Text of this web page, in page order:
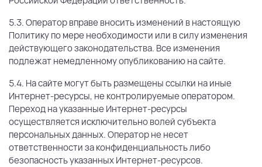
5.3. Оператор вправе вносить изменений в настоящую
Политику по мере необходимости или в силу изменения
действующего законодательства. Все изменения
подлежат немедленному опубликованию на сайте.
5.4. На сайте могут быть размещены ссылки на иные
Интернет-ресурсы, не контролируемые оператором.
Переход на указанные Интернет-ресурсы
осуществляется исключительно волей субъекта
персональных данных. Оператор не несет
ответственности за конфиденциальность либо
безопасность указанных Интернет-ресурсов.